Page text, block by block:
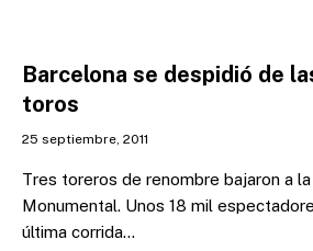
Barcelona se despidió de
toros
25 septiembre, 2011
Tres toreros de renombre bajaron a
Monumental. Unos 18 mil
última corrida…